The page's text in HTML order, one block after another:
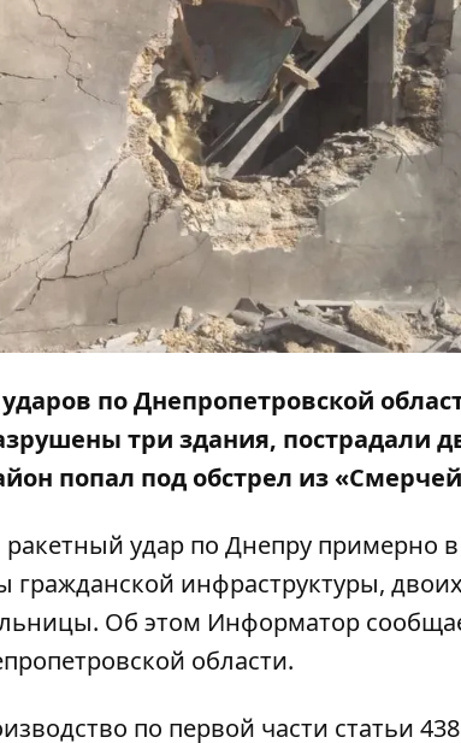
по Днепропетровской
три здания, пострадали
попал под обстрел из
удар по Днепру примерно в
инфраструктуры, двоих
Об этом Информатор
области.
по первой части статьи